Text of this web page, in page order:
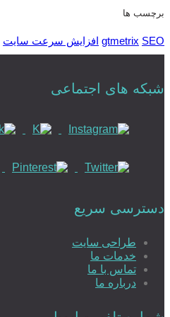
برچسب ها
gtmetrix SEO افزایش سرعت سایت
شبکه های اجتماعی
دسترسی سریع
طراحی سایت
خدمات ما
تماس با ما
درباره ما